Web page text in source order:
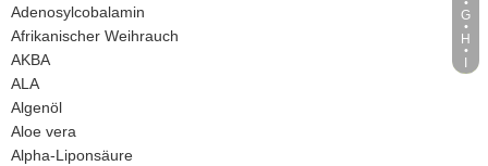
G
H
Adenosylcobalamin
Afrikanischer Weihrauch
AKBA
ALA
Algenöl
Aloe vera
Alpha-Liponsäure